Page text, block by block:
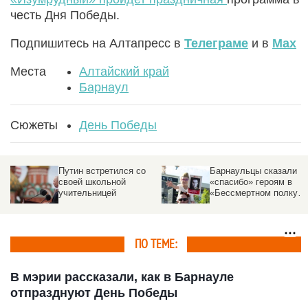
честь Дня Победы.
Подпишитесь на Алтапресс в Телеграме и в Max
Места
Алтайский край
Барнаул
Сюжеты День Победы
Путин встретился со
своей школьной
учительницей
Барнаульцы сказали
«спасибо» героям в
«Бессмертном полку».
ПО ТЕМЕ:
В мэрии рассказали, как в Барнауле
отпразднуют День Победы